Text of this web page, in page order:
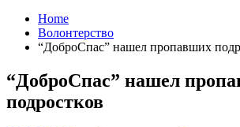
Home
Волонтерство
“ДоброСпас” нашел пропавших
“ДоброСпас” нашел
подростков